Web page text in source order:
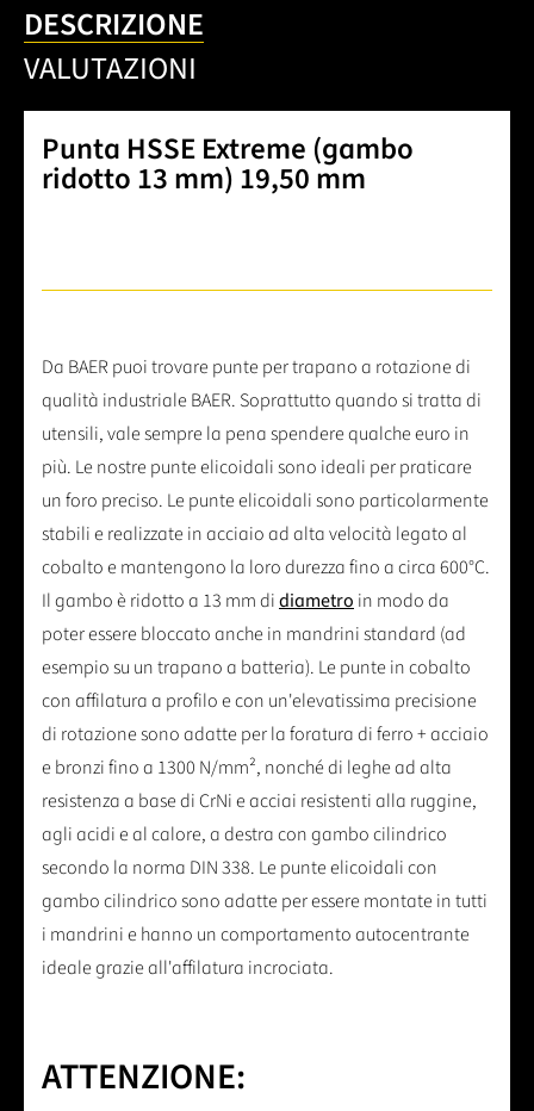
DESCRIZIONE
VALUTAZIONI
Punta HSSE Extreme (gambo
ridotto 13 mm) 19,50 mm
Da BAER puoi trovare punte per trapano a rotazione di
qualità industriale BAER. Soprattutto quando si tratta di
utensili, vale sempre la pena spendere qualche euro in
più. Le nostre punte elicoidali sono ideali per praticare
un foro preciso. Le punte elicoidali sono particolarmente
stabili e realizzate in acciaio ad alta velocità legato al
cobalto e mantengono la loro durezza fino a circa 600°C.
Il gambo è ridotto a 13 mm didiametroin modo da
poter essere bloccato anche in mandrini standard (ad
esempio su un trapano a batteria). Le punte in cobalto
con affilatura a profilo e con un'elevatissima precisione
di rotazione sono adatte per la foratura di ferro + acciaio
e bronzi fino a 1300 N/mm², nonché di leghe ad alta
resistenza a base di CrNi e acciai resistenti alla ruggine,
agli acidi e al calore, a destra con gambo cilindrico
secondo la norma DIN 338. Le punte elicoidali con
gambo cilindrico sono adatte per essere montate in tutti
i mandrini e hanno un comportamento autocentrante
ideale grazie all'affilatura incrociata.
ATTENZIONE: